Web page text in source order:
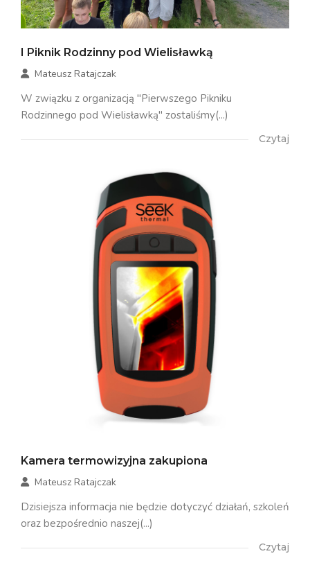
I Piknik Rodzinny pod Wielisławką
Mateusz Ratajczak
W związku z organizacją "Pierwszego Pikniku
Rodzinnego pod Wielisławką" zostaliśmy(...)
Czytaj
Kamera termowizyjna zakupiona
Mateusz Ratajczak
Dzisiejsza informacja nie będzie dotyczyć działań, szkoleń
oraz bezpośrednio naszej(...)
Czytaj